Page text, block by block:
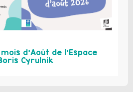
d’Août de l’Espace
Cyrulnik